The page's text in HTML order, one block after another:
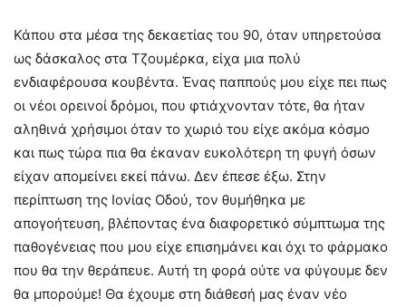
Κάπου στα μέσα της δεκαετίας του 90, όταν υπηρετούσα
ως δάσκαλος στα Τζουμέρκα, είχα μια πολύ
ενδιαφέρουσα κουβέντα. Ένας παππούς μου είχε πει πως
οι νέοι ορεινοί δρόμοι, που φτιάχνονταν τότε, θα ήταν
αληθινά χρήσιμοι όταν το χωριό του είχε ακόμα κόσμο
και πως τώρα πια θα έκαναν ευκολότερη τη φυγή όσων
είχαν απομείνει εκεί πάνω. Δεν έπεσε έξω. Στην
περίπτωση της Ιονίας Οδού, τον θυμήθηκα με
απογοήτευση, βλέποντας ένα διαφορετικό σύμπτωμα της
παθογένειας που μου είχε επισημάνει και όχι το φάρμακο
που θα την θεράπευε. Αυτή τη φορά ούτε να φύγουμε δεν
θα μπορούμε! Θα έχουμε στη διάθεσή μας έναν νέο